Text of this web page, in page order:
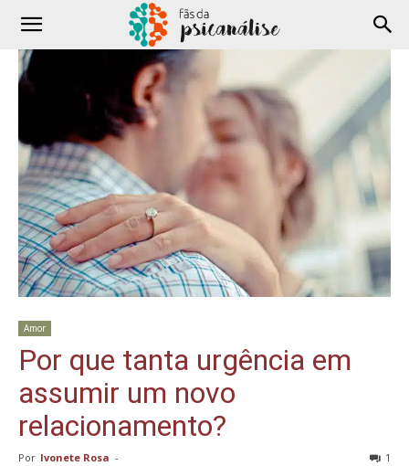
Amor
Por que tanta urgência em
assumir um novo
relacionamento?
Por Ivonete Rosa - 1